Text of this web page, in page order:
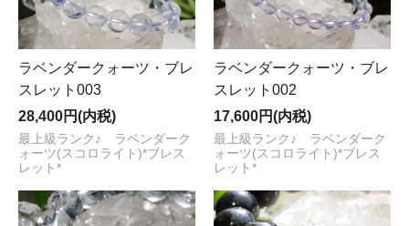
ラベンダークォーツ・ブレ
スレット003
28,400円(内税)
最上級ランク♪ ラベンダーク
ォーツ(スコロライト)*ブレス
レット*
ラベンダークォーツ・ブレ
スレット002
17,600円(内税)
最上級ランク♪ ラベンダーク
ォーツ(スコロライト)*ブレス
レット*